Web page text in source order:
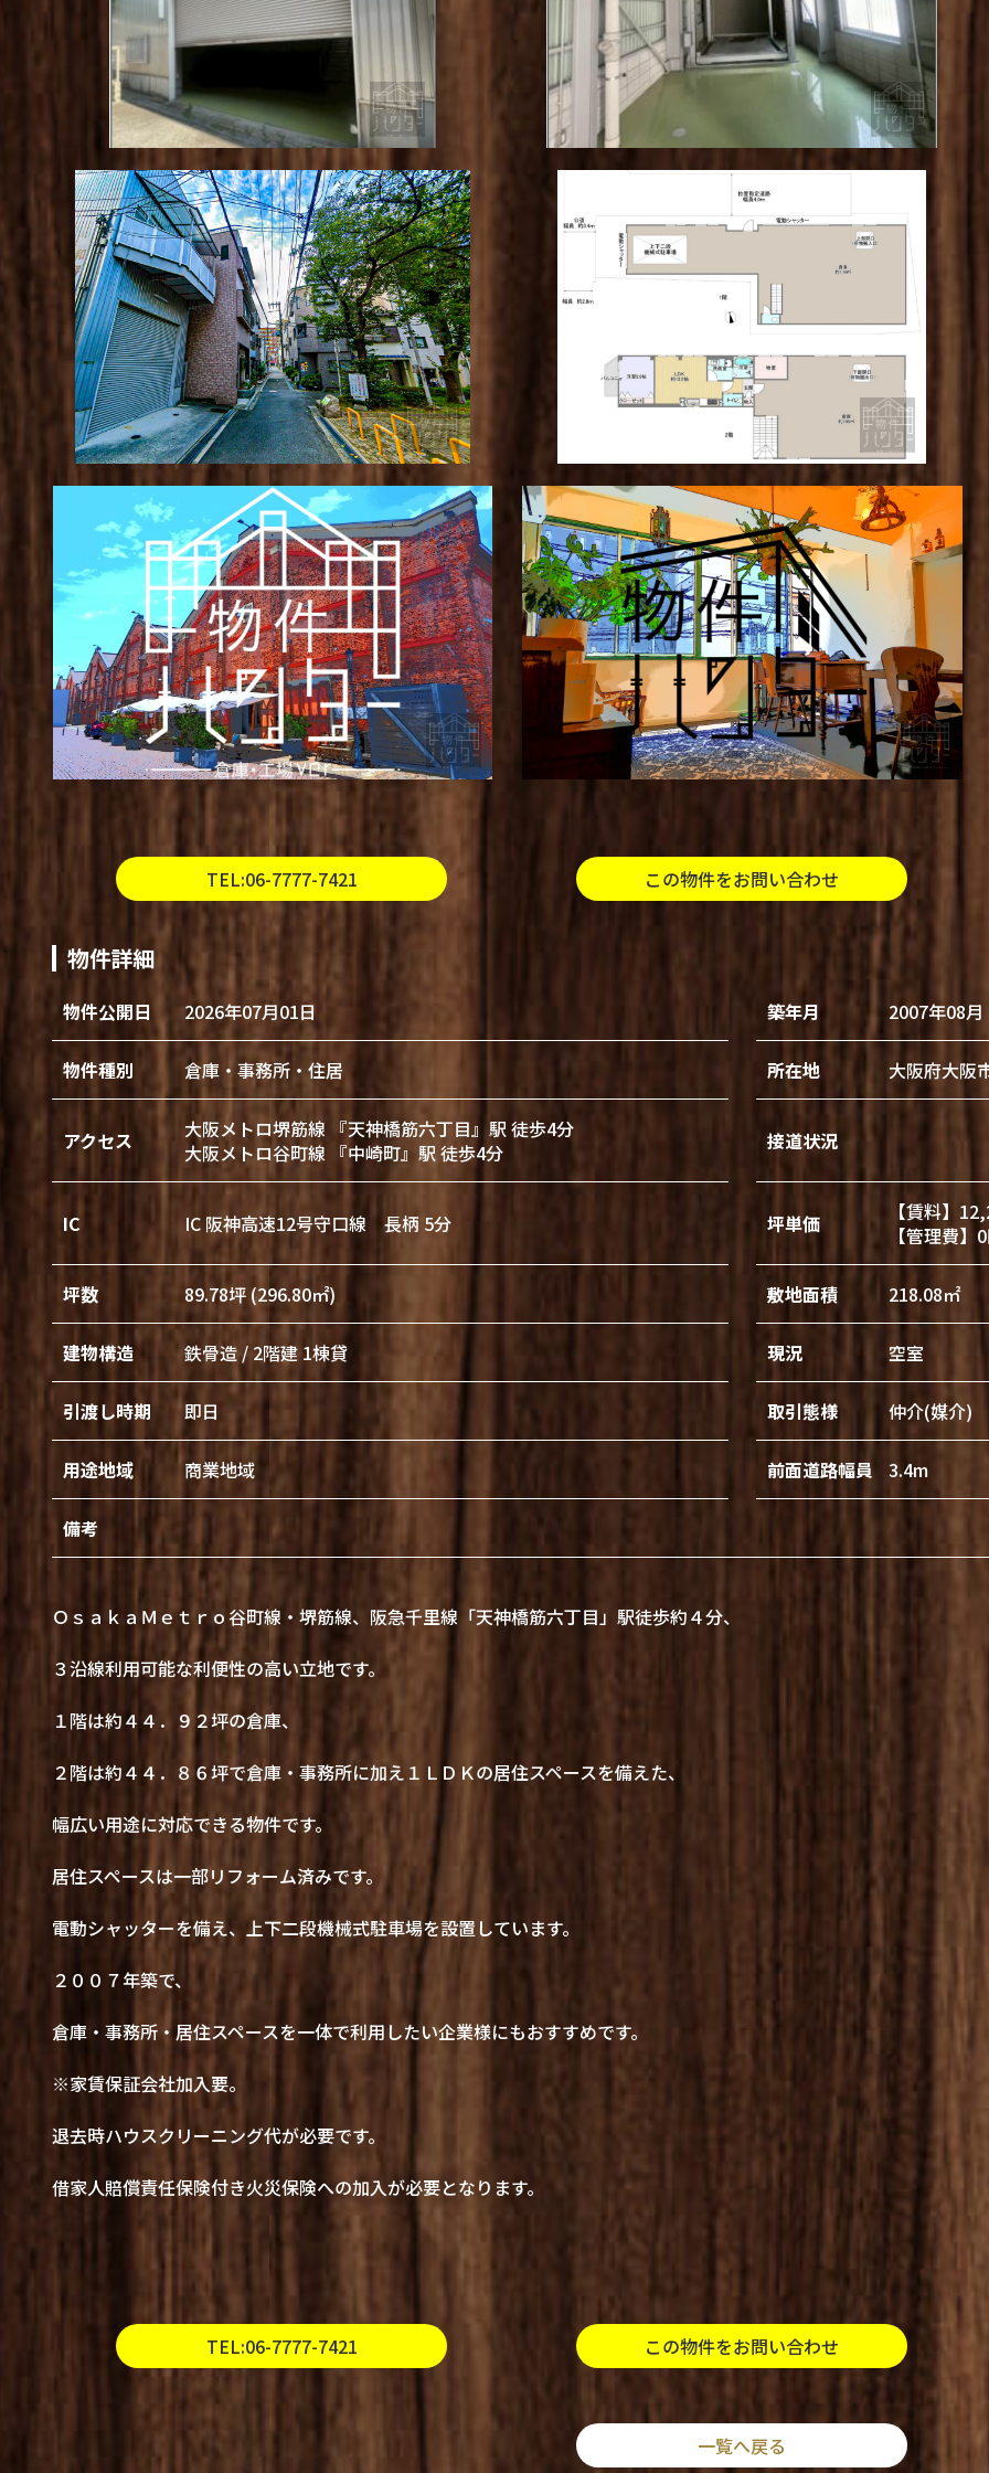
TEL:06-7777-7421 この物件をお問い合わせ
物件詳細
物件公開日 2026年07月01日 築年月 2007年08月
物件種別 倉庫・事務所・住居 所在地 大阪府大阪
アクセス
大阪メトロ堺筋線 『天神橋筋六丁目』駅 徒歩4分
大阪メトロ谷町線 『中崎町』駅 徒歩4分
接道状況
IC IC 阪神高速12号守口線 長柄 5分 坪単価
【賃料】
【管理費】
坪数 89.78坪 (296.80㎡) 敷地面積 218.08㎡
建物構造 鉄骨造 / 2階建 1棟貸 現況 空室
引渡し時期 即日 取引態様 仲介(媒介)
用途地域 商業地域 前面道路幅員 3.4m
備考
ＯｓａｋａＭｅｔｒｏ谷町線・堺筋線、阪急千里線「天神橋筋六丁目」駅徒歩約４分、
３沿線利用可能な利便性の高い立地です。
１階は約４４．９２坪の倉庫、
２階は約４４．８６坪で倉庫・事務所に加え１ＬＤＫの居住スペースを備えた、
幅広い用途に対応できる物件です。
居住スペースは一部リフォーム済みです。
電動シャッターを備え、上下二段機械式駐車場を設置しています。
２００７年築で、
倉庫・事務所・居住スペースを一体で利用したい企業様にもおすすめです。
※家賃保証会社加入要。
退去時ハウスクリーニング代が必要です。
借家人賠償責任保険付き火災保険への加入が必要となります。
TEL:06-7777-7421 この物件をお問い合わせ
一覧へ戻る